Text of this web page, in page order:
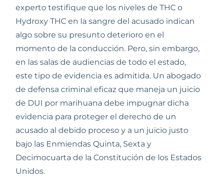
experto testifique que los niveles de THC o
Hydroxy THC en la sangre del acusado indican
algo sobre su presunto deterioro en el
momento de la conducción. Pero, sin embargo,
en las salas de audiencias de todo el estado,
este tipo de evidencia es admitida. Un abogado
de defensa criminal eficaz que maneja un juicio
de DUI por marihuana debe impugnar dicha
evidencia para proteger el derecho de un
acusado al debido proceso y a un juicio justo
bajo las Enmiendas Quinta, Sexta y
Decimocuarta de la Constitución de los Estados
Unidos.